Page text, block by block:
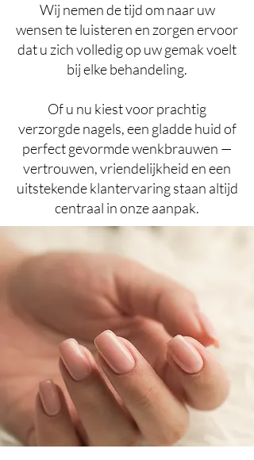
Wij nemen de tijd om naar uw
wensen te luisteren en zorgen ervoor
dat u zich volledig op uw gemak voelt
bij elke behandeling.
Of u nu kiest voor prachtig
verzorgde nagels, een gladde huid of
perfect gevormde wenkbrauwen —
vertrouwen, vriendelijkheid en een
uitstekende klantervaring staan altijd
centraal in onze aanpak.